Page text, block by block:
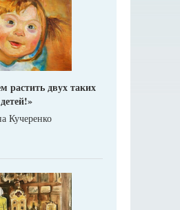
растить двух таких
детей!»
Кучеренко